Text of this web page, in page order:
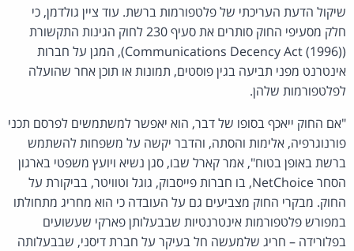
שיקול הדעת העריכתי של פלטפורמות ברשת. עוד ציין גולדמן, כי
חלק מסעיפי החוק סותרים את סעיף 230 לחוק הגינות התקשורת
(Communications Decency Act (1996)), המגן על חברות
אינטרנט מפני תביעה בגין פוסטים, תמונות או תוכן אחר שהועלה
לפלטפורמות שלהן.
"אם החוק ייאכף בסופו של דבר, הוא יאפשר למשתמשים לפרסם תכני
פורנוגרפיה, אלימות והסתה, והדבר יקשה על משפחות להשתמש
ברשת באופן בטוח", אמר קארל שבו, סגן נשיא ויועץ משפטי בארגון
הסחר NetChoice, בו חברות פייסבוק, גוגל וטוויטר, בביקורת על
החוק. מבקרי החוק מצביעים גם על העובדה כי הוא מחריג מתחולתו
במפורש פלטפורמות אינטרנטיות שבבעלותן פארקי שעשועים
בפלורידה – חריג שלמעשה חל בעיקר על חברת דיסני, שבבעלותה